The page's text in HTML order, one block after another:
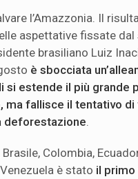
l’Amazzonia. Il
aspettative fissate dal
brasiliano Luiz
è sbocciata
si estende il più grande
ma fallisce il tentativo di
deforestazione.
Colombia,
è stato il primo